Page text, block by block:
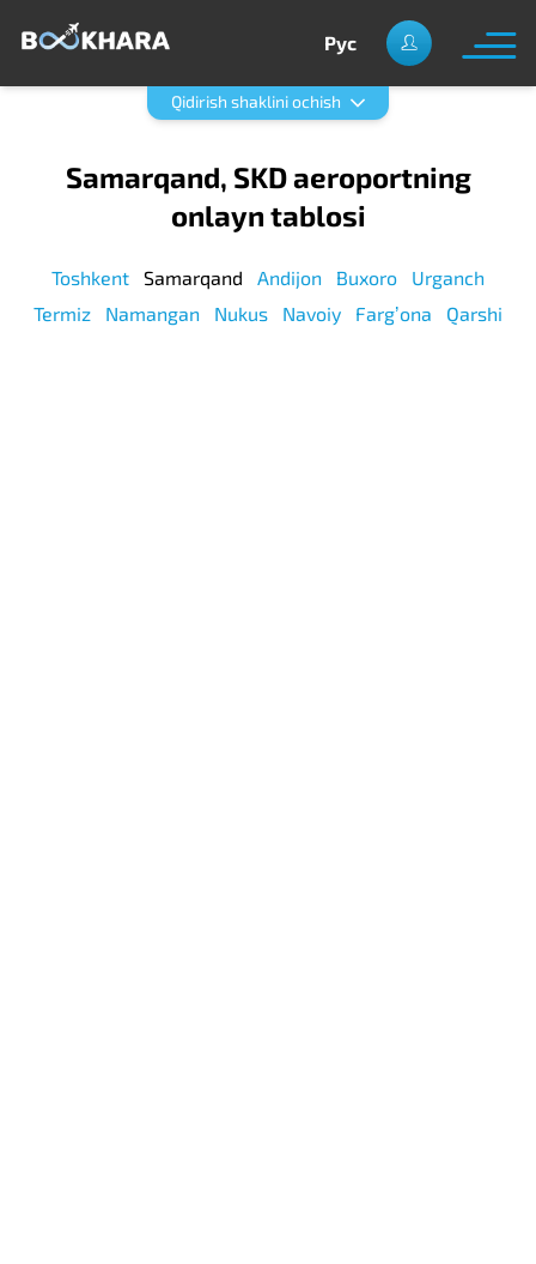
Рус
Qidirish shaklini ochish
Samarqand, SKD aeroportning
onlayn tablosi
Toshkent Samarqand Andijon Buxoro
Urganch
Termiz
Namangan Nukus Navoiy Fargʼona Qarshi